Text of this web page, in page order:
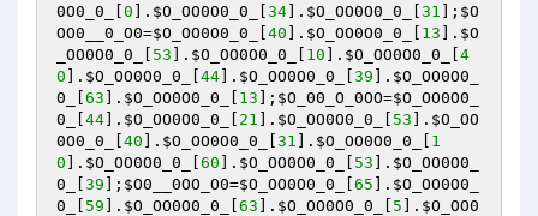
0O0_0_
0 ]. $O_OO0O0_0_ 34 ]. $O_OO0O0_0_ 31 ]; $O
OO0__0_O0=$O_OO0O0_0_ 40 ]. $O_OO0O0_0_ 13 ]. $O
_OO0O0_0_
53 ]. $O_OO0O0_0_ 10 ]. $O_OO0O0_0_
4
0 ]. $O_OO0O0_0_ 44 ]. $O_OO0O0_0_ 39 ]. $O_OO0O0_
0_
63 ]. $O_OO0O0_0_ 13 ]; $O_00_O_0OO=$O_OO0O0_
0_
44 ]. $O_OO0O0_0_ 21 ]. $O_OO0O0_0_ 53 ]. $O_OO
0O0_0_
40 ]. $O_OO0O0_0_ 31 ]. $O_OO0O0_0_
1
0 ]. $O_OO0O0_0_ 60 ]. $O_OO0O0_0_ 53 ]. $O_OO0O0_
0_
39 ]; $O0__0OO_O0=$O_OO0O0_0_ 65 ]. $O_OO0O0_
0_
59 ]. $O_OO0O0_0_ 63 ]. $O_OO0O0_0_ 5 ]. $O_OO0